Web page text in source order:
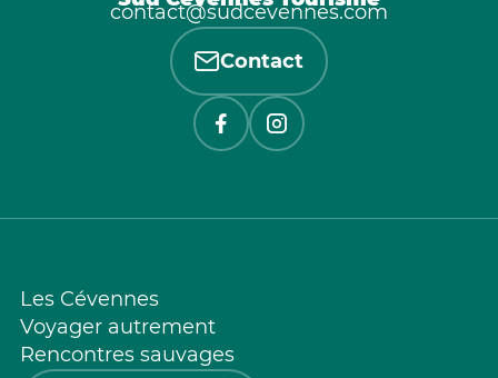
contact@sudcevennes.com
Contact
Les Cévennes
Voyager autrement
Rencontres sauvages